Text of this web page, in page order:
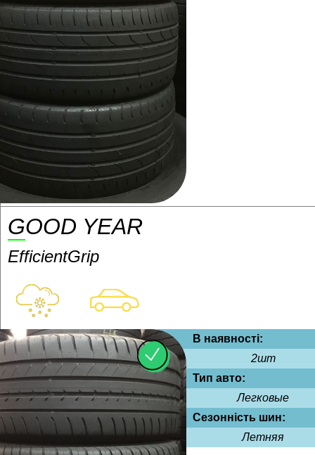
GOOD YEAR
EfficientGrip
В наявності:
2шт
Тип авто:
Легковые
Сезонність шин:
Летняя